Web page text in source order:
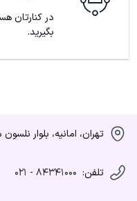
در کنارتان
بگیرید.
تهران، امانیه، بلوار
تلفن: ۸۴۳۴۱۰۰۰ - ۰۲۱